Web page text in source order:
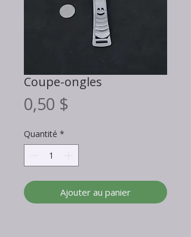
Coupe-ongles
0,50 $
Quantité *
Ajouter au panier